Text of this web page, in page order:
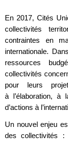
En 2017, Cités
collectivités
contraintes en
internationale.
ressources
collectivités
pour leurs
à l’élaboration, à
d’actions à
Un nouvel enjeu
des collectivités